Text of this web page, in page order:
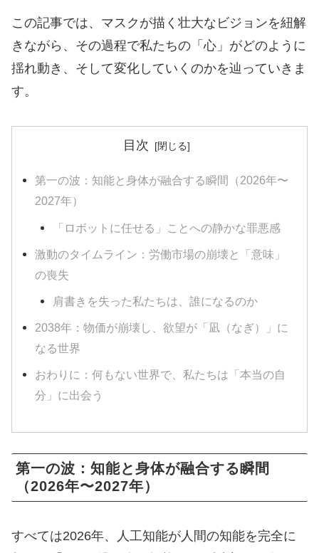
この記事では、マスクが描く壮大なビジョンを紐解
きながら、その過程で私たちの「心」がどのように
揺れ動き、そして変化していくのかを辿っていきま
す。
目次
第一の波：知能と身体が融合する瞬間（2026年〜
2027年）
「ロボットに任せる」ことへの静かな罪悪感
激動のタイムライン：労働市場の崩壊と「意味」
の喪失
肩書きを失った私たちは、誰になるのか
2038年：物価が崩壊し、欲望が「凪（なぎ）」に
なる世界
おわりに：何もない世界で、私たちは「本当の自
分」に出会う
第一の波：知能と身体が融合する瞬間
（2026年〜2027年）
すべては2026年、人工知能が人間の知能を完全に